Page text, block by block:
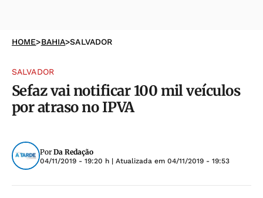
HOME>BAHIA>SALVADOR
SALVADOR
Sefaz vai notificar 100 mil veículos
por atraso no IPVA
Por Da Redação
04/11/2019 - 19:20 h | Atualizada em 04/11/2019 - 19:53